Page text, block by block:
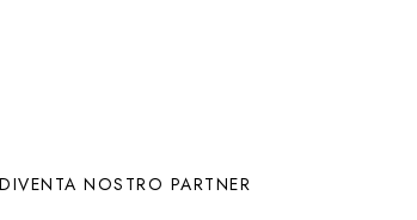
DIVENTA NOSTRO PARTNER